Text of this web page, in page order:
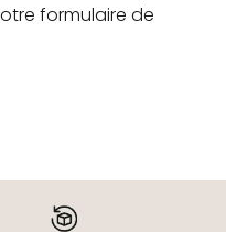
formulaire de